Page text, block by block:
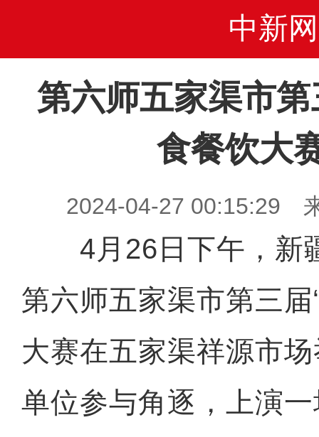
中新网
第六师五家渠市
食餐饮大
2024-04-27 00:15:29
4月26日下午，新
第六师五家渠市第三届
大赛在五家渠祥源市
单位参与角逐，上演